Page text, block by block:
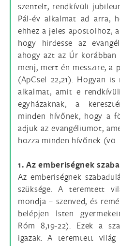
szentelt, rendkívüli
Pál-év alkalmat ad arra,
ehhez a jeles apostolhoz,
hogy hirdesse az
ahogy azt az Úr korábban
menj, mert én messzire, a
(ApCsel 22,21). Hogyan
alkalmat, amit e
egyházaknak, a
minden hívőnek, hogy a
adjuk az evangéliumot,
hozza minden hívőnek (vö.
1. Az emberiségnek
Az emberiségnek
szüksége. A teremtett
mondja – szenved, és
belépjen Isten
Róm 8,19-22). Ezek a
igazak. A teremtett világ